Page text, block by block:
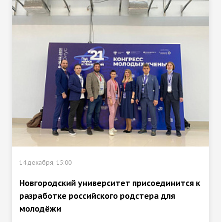
14 декабря, 15:00
Новгородский университет присоединится к
разработке российского родстера для
молодёжи